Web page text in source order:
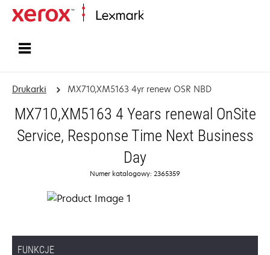
Drukarki MX710,XM5163 4yr renew OSR NBD
MX710,XM5163 4 Years renewal OnSite
Service, Response Time Next Business
Day
Numer katalogowy: 2365359
FUNKCJE